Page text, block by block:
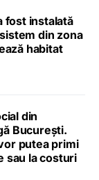
fost instalată
din zona
habitat
din
București.
putea primi
sau la costuri